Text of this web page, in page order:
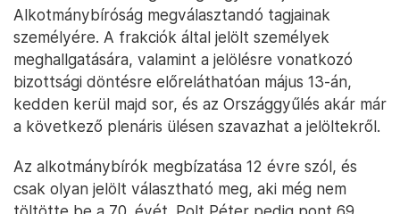
Alkotmánybíróság megválasztandó tagjainak
személyére. A frakciók által jelölt személyek
meghallgatására, valamint a jelölésre vonatkozó
bizottsági döntésre előreláthatóan május 13-án,
kedden kerül majd sor, és az Országgyűlés akár már
a következő plenáris ülésen szavazhat a jelöltekről.
Az alkotmánybírók megbízatása 12 évre szól, és
csak olyan jelölt választható meg, aki még nem